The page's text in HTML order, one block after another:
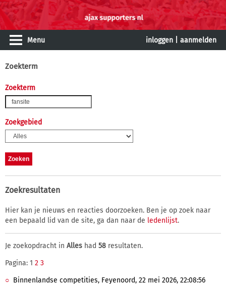
Menu inloggen aanmelden
Zoekterm
Zoekterm
Zoekgebied
Zoekresultaten
Hier kan je nieuws en reacties doorzoeken. Ben je op zoek naar
een bepaald lid van de site, ga dan naar de ledenlijst.
Je zoekopdracht in Alles had 58 resultaten.
Pagina: 1 2 3
Binnenlandse competities, Feyenoord, 22 mei 2026, 22:08:56